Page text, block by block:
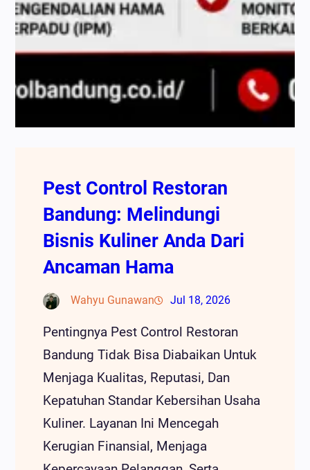
Pest Control Restoran
Bandung: Melindungi
Bisnis Kuliner Anda Dari
Ancaman Hama
Wahyu Gunawan Jul 18, 2026
Pentingnya Pest Control Restoran
Bandung Tidak Bisa Diabaikan Untuk
Menjaga Kualitas, Reputasi, Dan
Kepatuhan Standar Kebersihan Usaha
Kuliner. Layanan Ini Mencegah
Kerugian Finansial, Menjaga